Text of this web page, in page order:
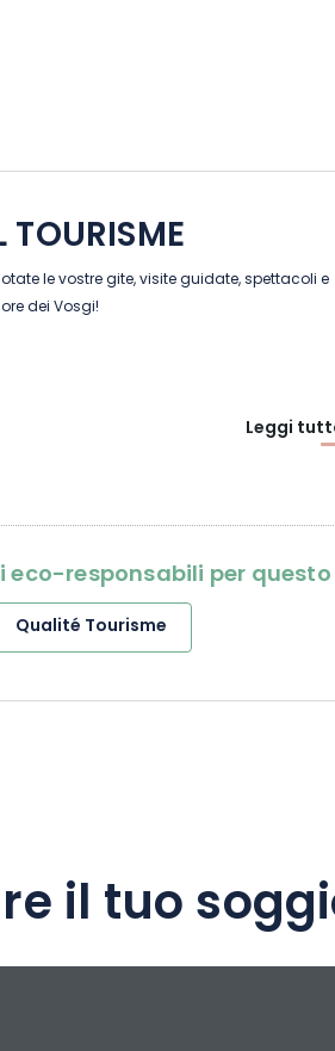
TOURISME
le vostre gite, visite guidate, spettacoli e
dei Vosgi!
Leggi
eco-responsabili per
Qualité Tourisme
il tuo